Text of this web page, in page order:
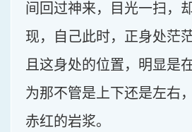
间回过神来，目光一扫，
现，自己此时，正身处茫
且这身处的位置，明显是
为那不管是上下还是左右
赤红的岩浆。